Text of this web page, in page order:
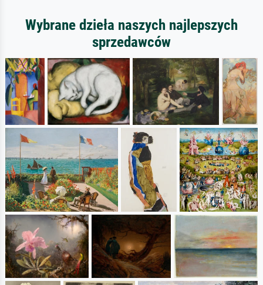
Wybrane dzieła naszych najlepszych
sprzedawców